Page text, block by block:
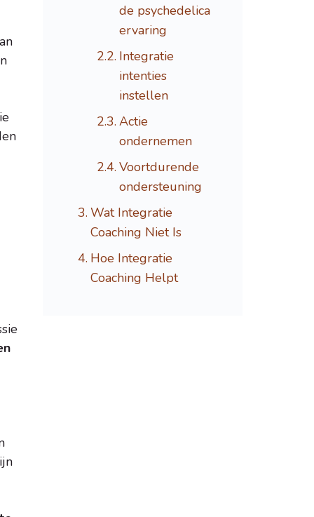
de psychedelica
ervaring
Integratie
intenties
instellen
Actie
ondernemen
Voortdurende
ondersteuning
Wat Integratie
Coaching Niet Is
Hoe Integratie
Coaching Helpt